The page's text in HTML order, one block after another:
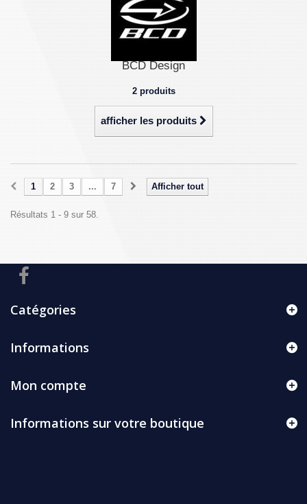
BCD Design
2 produits
afficher les produits
Afficher tout
1 2 3 ... 7
Résultats 1 - 9 sur 58.
Catégories
Informations
Mon compte
Informations sur votre boutique